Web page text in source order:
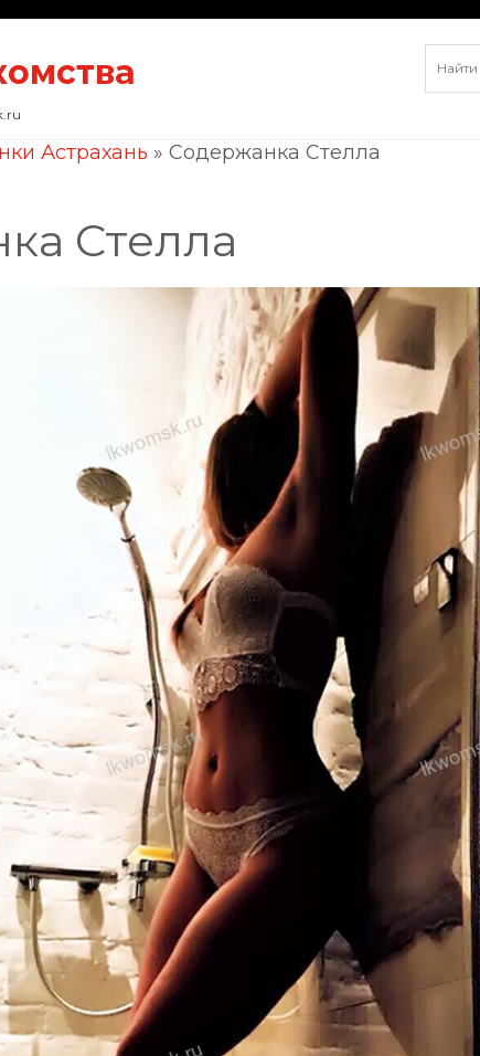
Астрахань » Содержанка Стелла
Стелла